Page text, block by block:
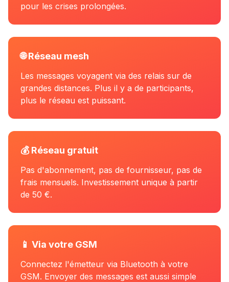
pour les crises prolongées.
🌐 Réseau mesh
Les messages voyagent via des relais sur de
grandes distances. Plus il y a de participants,
plus le réseau est puissant.
💰 Réseau gratuit
Pas d'abonnement, pas de fournisseur, pas de
frais mensuels. Investissement unique à partir
de 50 €.
📱 Via votre GSM
Connectez l'émetteur via Bluetooth à votre
GSM. Envoyer des messages est aussi simple